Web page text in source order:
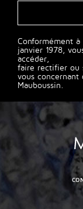
Conformément
janvier 1978,
accéder,
faire rectifier ou
vous
Mauboussin.